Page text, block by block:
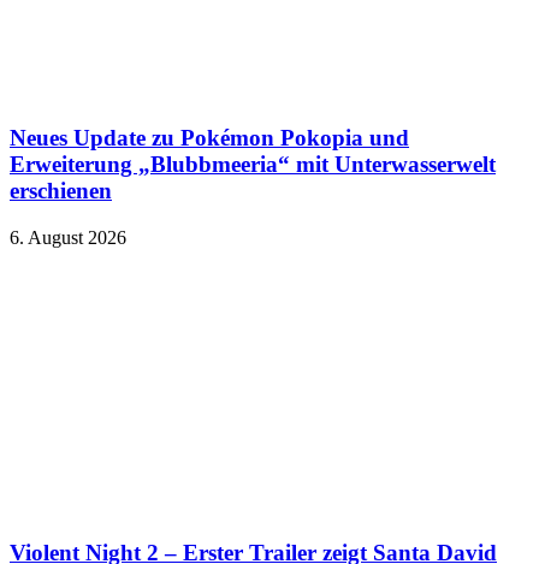
Neues Update zu Pokémon Pokopia und
Erweiterung „Blubbmeeria“ mit Unterwasserwelt
erschienen
6. August 2026
Violent Night 2 – Erster Trailer zeigt Santa David